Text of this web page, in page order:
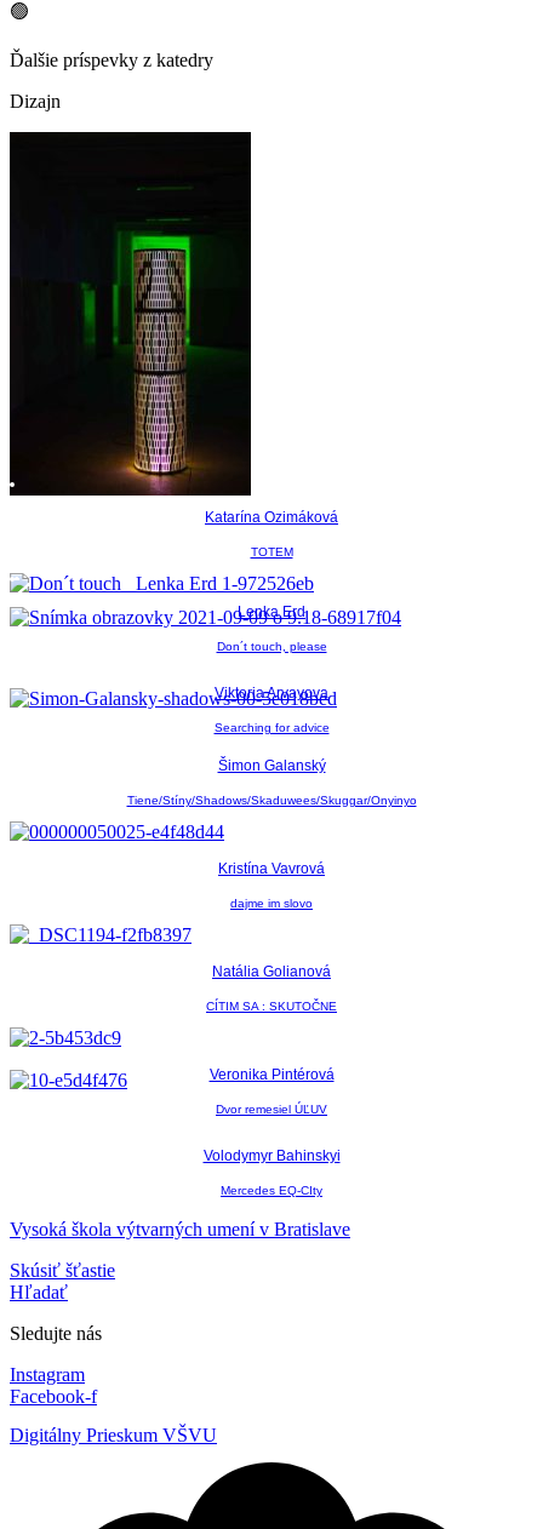
🟢
Ďalšie príspevky z katedry
Dizajn
Katarína Ozimáková
TOTEM
Lenka Erd
Don´t touch, please
Viktoria Arvayova
Searching for advice
Šimon Galanský
Tiene/Stíny/Shadows/Skaduwees/Skuggar/Onyinyo
Kristína Vavrová
dajme im slovo
Natália Golianová
CÍTIM SA : SKUTOČNE
Veronika Pintérová
Dvor remesiel ÚĽUV
Volodymyr Bahinskyi
Mercedes EQ-CIty
Vysoká škola výtvarných umení v Bratislave
Skúsiť šťastie
Hľadať
Sledujte nás
Instagram
Facebook-f
Digitálny Prieskum VŠVU